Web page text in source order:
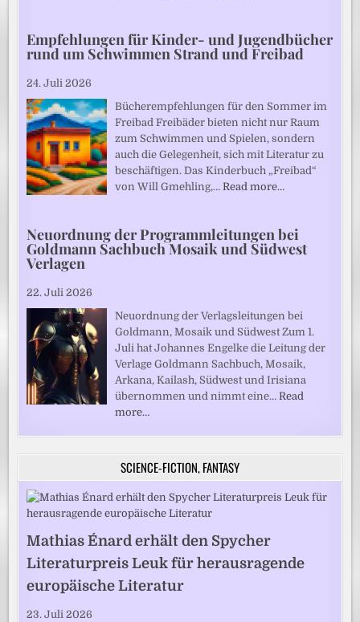
Empfehlungen für Kinder- und Jugendbücher
rund um Schwimmen Strand und Freibad
24. Juli 2026
Bücherempfehlungen für den Sommer im
Freibad Freibäder bieten nicht nur Raum
zum Schwimmen und Spielen, sondern
auch die Gelegenheit, sich mit Literatur zu
beschäftigen. Das Kinderbuch „Freibad“
von Will Gmehling,…Read more…
Neuordnung der Programmleitungen bei
Goldmann Sachbuch Mosaik und Südwest
Verlagen
22. Juli 2026
Neuordnung der Verlagsleitungen bei
Goldmann, Mosaik und Südwest Zum 1.
Juli hat Johannes Engelke die Leitung der
Verlage Goldmann Sachbuch, Mosaik,
Arkana, Kailash, Südwest und Irisiana
übernommen und nimmt eine…Read
more…
SCIENCE-FICTION, FANTASY
Mathias Énard erhält den Spycher
Literaturpreis Leuk für herausragende
europäische Literatur
23. Juli 2026